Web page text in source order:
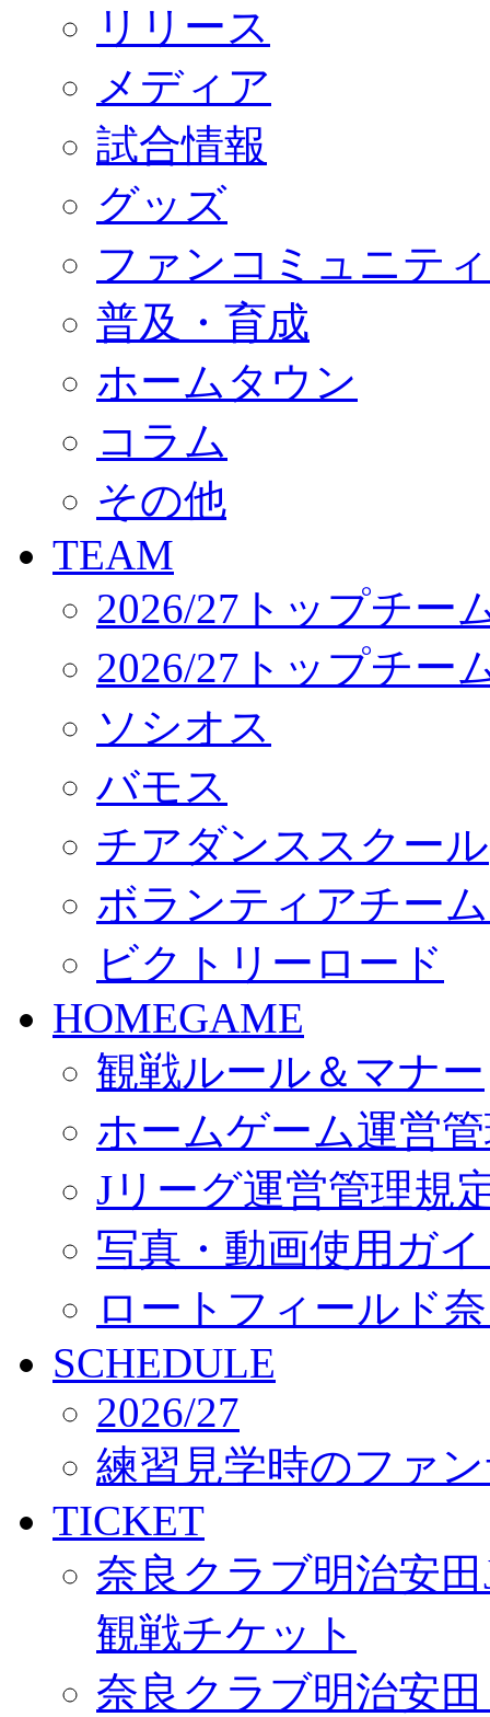
奈良クラブ明治安田Ｊ3リーグ 2026/27シーズン「
観戦ルール＆マナー
2026/27ファンコミュニティ
サポートショップ
GOODS
オフィシャルストア（実店舗）
オンラインストア
ACADEMY
アカデミーについて
コーチ&スタッフ
ジュニア
ジュニアユース
ユース
練習拠点（ナラディーア）
SCHOOL
CLUB
パートナー募集
クラブ理念
サステナビリティ
Web制作支援
応援プロジェクト
リリース
メディア
試合情報
グッズ
ファンコミュニティ
普及・育成
ホームタウン
コラム
その他
TEAM
2026/27トップチー
2026/27トップチー
ソシオス
バモス
チアダンススクール
ボランティアチー
ビクトリーロード
HOMEGAME
観戦ルール＆マナー
ホームゲーム運営
Jリーグ運営管理規
写真・動画使用ガ
ロートフィールド
SCHEDULE
2026/27
練習見学時のファ
TICKET
奈良クラブ明治安
観戦チケット
奈良クラブ明治安